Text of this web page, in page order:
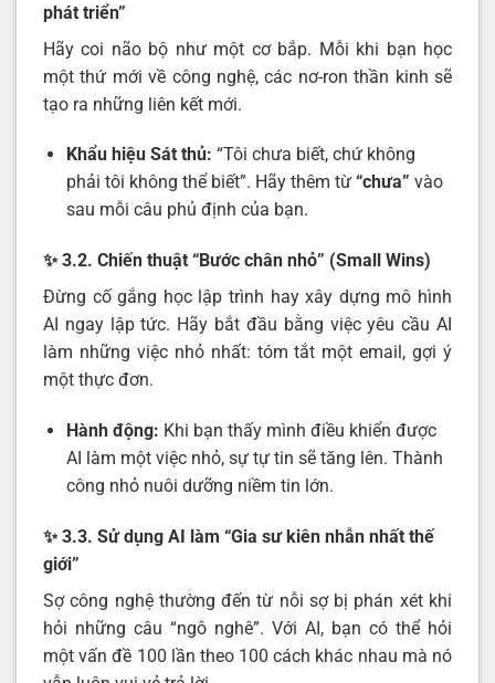
phát triển”
Hãy coi não bộ như một cơ bắp. Mỗi khi bạn học
một thứ mới về công nghệ, các nơ-ron thần kinh sẽ
tạo ra những liên kết mới.
Khẩu hiệu Sát thủ: “Tôi chưa biết, chứ không
phải tôi không thể biết”. Hãy thêm từ “chưa” vào
sau mỗi câu phủ định của bạn.
✨ 3.2. Chiến thuật “Bước chân nhỏ” (Small Wins)
Đừng cố gắng học lập trình hay xây dựng mô hình
AI ngay lập tức. Hãy bắt đầu bằng việc yêu cầu AI
làm những việc nhỏ nhất: tóm tắt một email, gợi ý
một thực đơn.
Hành động: Khi bạn thấy mình điều khiển được
AI làm một việc nhỏ, sự tự tin sẽ tăng lên. Thành
công nhỏ nuôi dưỡng niềm tin lớn.
✨ 3.3. Sử dụng AI làm “Gia sư kiên nhẫn nhất thế
giới”
Sợ công nghệ thường đến từ nỗi sợ bị phán xét khi
hỏi những câu “ngô nghê”. Với AI, bạn có thể hỏi
một vấn đề 100 lần theo 100 cách khác nhau mà nó